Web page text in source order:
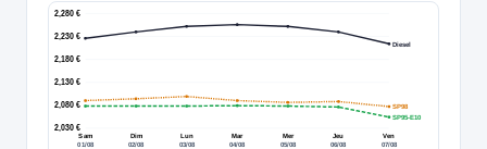
2,030 €
2,080 €
2,130 €
2,180 €
2,230 €
2,280 €
Sam
01/08
Dim
02/08
Lun
03/08
Mar
04/08
Mer
05/08
Jeu
06/08
Ven
07/08
Diesel
SP95-E10
SP98